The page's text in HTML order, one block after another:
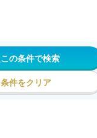
この条件で検索
条件をクリア